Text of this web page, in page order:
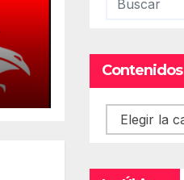
Contenidos
Contenidos